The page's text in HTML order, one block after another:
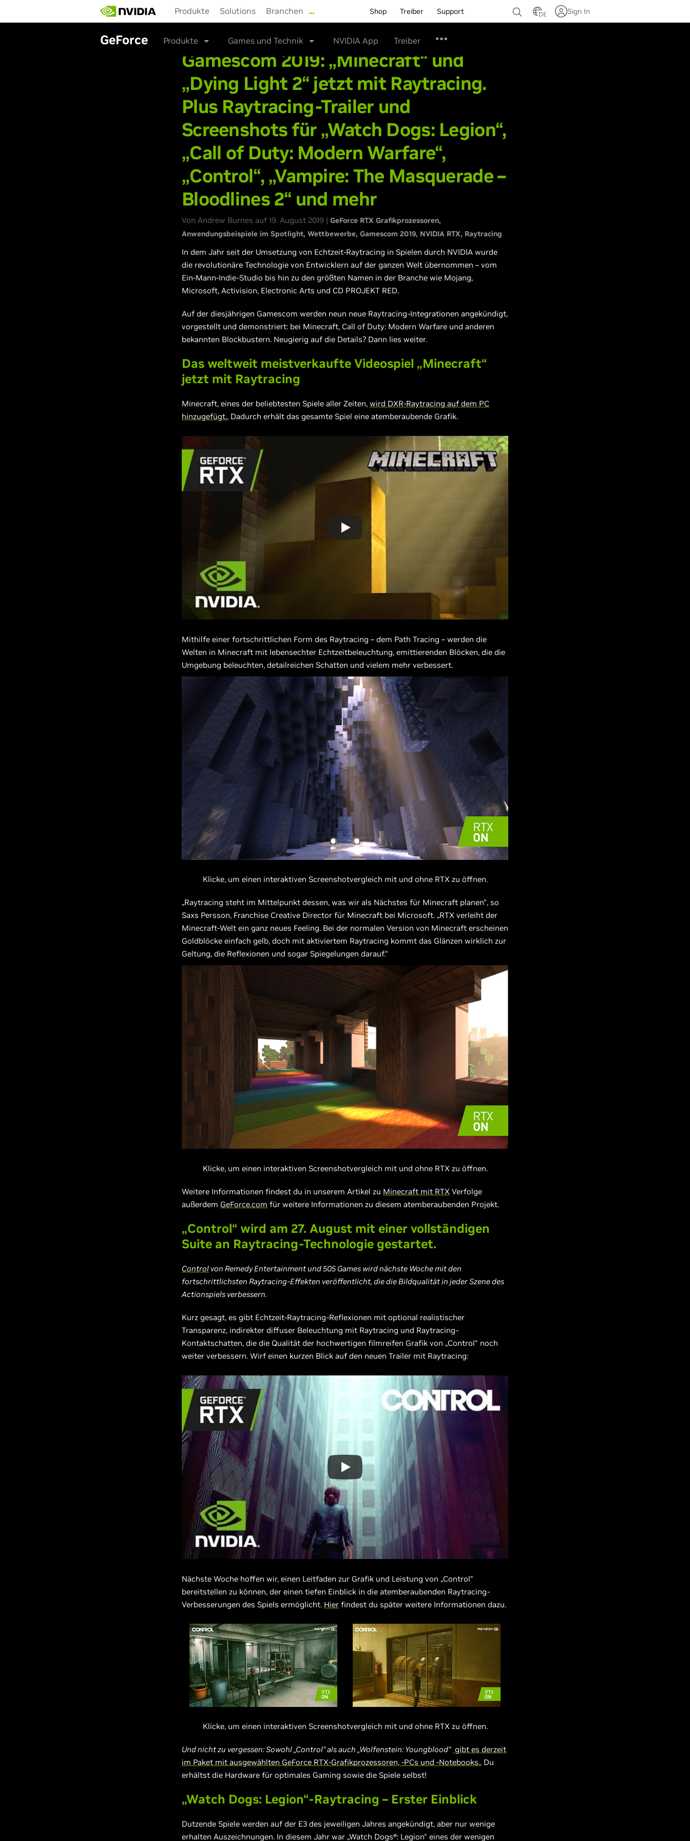
main
Produkte Solutions Branchen … Shop Treiber Support DE Sign In
GeForce Produkte Games und Technik NVIDIA App Treiber
Gamescom 2019: „Minecraft“ und
„Dying Light 2“ jetzt mit Raytracing.
Plus Raytracing-Trailer und
Screenshots für „Watch Dogs: Legion“,
„Call of Duty: Modern Warfare“,
„Control“, „Vampire: The Masquerade –
Bloodlines 2“ und mehr
Von Andrew Burnes auf 19. August 2019 | GeForce RTX Grafikprozessoren
Anwendungsbeispiele im Spotlight Wettbewerbe Gamescom 2019 NVIDIA RTX Raytracing
In dem Jahr seit der Umsetzung von Echtzeit-Raytracing in Spielen durch NVIDIA wurde
die revolutionäre Technologie von Entwicklern auf der ganzen Welt übernommen – vom
Ein-Mann-Indie-Studio bis hin zu den größten Namen in der Branche wie Mojang,
Microsoft, Activision, Electronic Arts und CD PROJEKT RED.
Auf der diesjährigen Gamescom werden neun neue Raytracing-Integrationen angekündigt,
vorgestellt und demonstriert: bei Minecraft, Call of Duty: Modern Warfare und anderen
bekannten Blockbustern. Neugierig auf die Details? Dann lies weiter.
Das weltweit meistverkaufte Videospiel „Minecraft“
jetzt mit Raytracing
Minecraft, eines der beliebtesten Spiele aller Zeiten, wird DXR-Raytracing auf dem PC
hinzugefügt.. Dadurch erhält das gesamte Spiel eine atemberaubende Grafik.
Mithilfe einer fortschrittlichen Form des Raytracing – dem Path Tracing – werden die
Welten in Minecraft mit lebensechter Echtzeitbeleuchtung, emittierenden Blöcken, die die
Umgebung beleuchten, detailreichen Schatten und vielem mehr verbessert.
Klicke, um einen interaktiven Screenshotvergleich mit und ohne RTX zu öffnen.
„Raytracing steht im Mittelpunkt dessen, was wir als Nächstes für Minecraft planen“, so
Saxs Persson, Franchise Creative Director für Minecraft bei Microsoft. „RTX verleiht der
Minecraft-Welt ein ganz neues Feeling. Bei der normalen Version von Minecraft erscheinen
Goldblöcke einfach gelb, doch mit aktiviertem Raytracing kommt das Glänzen wirklich zur
Geltung, die Reflexionen und sogar Spiegelungen darauf.“
Klicke, um einen interaktiven Screenshotvergleich mit und ohne RTX zu öffnen.
Weitere Informationen findest du in unserem Artikel zu Minecraft mit RTX Verfolge
außerdem GeForce.com für weitere Informationen zu diesem atemberaubenden Projekt.
„Control“ wird am 27. August mit einer vollständigen
Suite an Raytracing-Technologie gestartet.
Control von Remedy Entertainment und 505 Games wird nächste Woche mit den
fortschrittlichsten Raytracing-Effekten veröffentlicht, die die Bildqualität in jeder Szene des
Actionspiels verbessern.
Kurz gesagt, es gibt Echtzeit-Raytracing-Reflexionen mit optional realistischer
Transparenz, indirekter diffuser Beleuchtung mit Raytracing und Raytracing-
Kontaktschatten, die die Qualität der hochwertigen filmreifen Grafik von „Control“ noch
weiter verbessern. Wirf einen kurzen Blick auf den neuen Trailer mit Raytracing:
Nächste Woche hoffen wir, einen Leitfaden zur Grafik und Leistung von „Control“
bereitstellen zu können, der einen tiefen Einblick in die atemberaubenden Raytracing-
Verbesserungen des Spiels ermöglicht. Hier findest du später weitere Informationen dazu.
Klicke, um einen interaktiven Screenshotvergleich mit und ohne RTX zu öffnen.
Und nicht zu vergessen: Sowohl „Control“ als auch „Wolfenstein: Youngblood“ gibt es derzeit
im Paket mit ausgewählten GeForce RTX-Grafikprozessoren, -PCs und -Notebooks.. Du
erhältst die Hardware für optimales Gaming sowie die Spiele selbst!
„Watch Dogs: Legion“-Raytracing – Erster Einblick
Dutzende Spiele werden auf der E3 des jeweiligen Jahres angekündigt, aber nur wenige
erhalten Auszeichnungen. In diesem Jahr war „Watch Dogs®: Legion“ eines der wenigen